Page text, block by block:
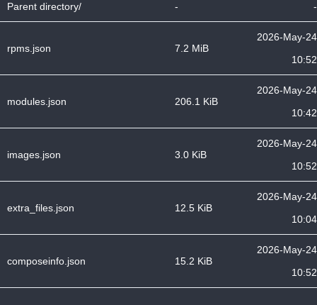
Parent directory/ - -
rpms.json 7.2 MiB
2026-May-24
10:52
modules.json 206.1 KiB
2026-May-24
10:42
images.json 3.0 KiB
2026-May-24
10:52
extra_files.json 12.5 KiB
2026-May-24
10:04
composeinfo.json 15.2 KiB
2026-May-24
10:52